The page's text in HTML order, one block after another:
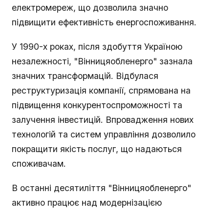
електромереж, що дозволила значно
підвищити ефективність енергоспоживання.
У 1990-х роках, після здобуття Україною
незалежності, "Вінницяобленерго" зазнала
значних трансформацій. Відбулася
реструктуризація компанії, спрямована на
підвищення конкурентоспроможності та
залучення інвестицій. Впровадження нових
технологій та систем управління дозволило
покращити якість послуг, що надаються
споживачам.
В останні десятиліття "Вінницяобленерго"
активно працює над модернізацією